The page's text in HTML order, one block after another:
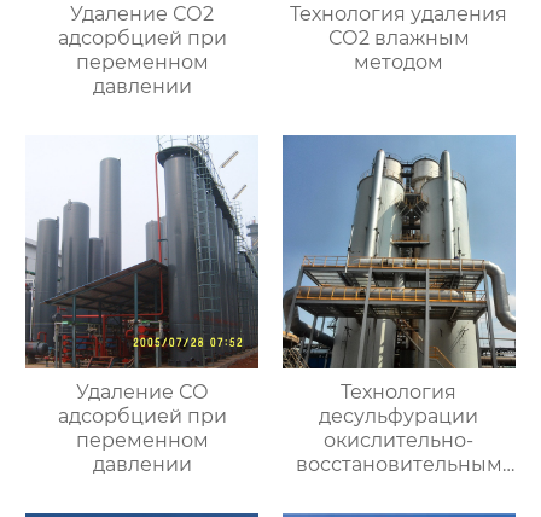
Удаление СО2
адсорбцией при
переменном
давлении
Технология удаления
СО2 влажным
методом
Удаление СО
адсорбцией при
переменном
давлении
Технология
десульфурации
окислительно-
восстановительным